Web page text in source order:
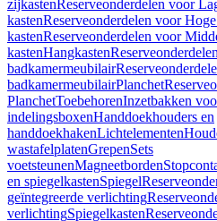
zijkastenReserveonderdelen voor
kastenReserveonderdelen voor
kastenReserveonderdelen voor
kastenHangkasten
badkamermeubilair
badkamermeubilairPlanchet
PlanchetToebehorenInzetbakken
indelingsboxenHanddoekhouders en
handdoekhakenLichtelementen
wastafelplatenGrepenSets
voetsteunenMagneetborden
en spiegelkastenSpiegel
geïntegreerde verlichting
verlichtingSpiegelkasten